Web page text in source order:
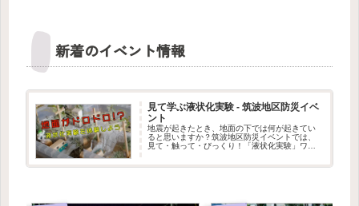
新着のイベント情報
見て学ぶ液状化実験 - 筑波地区防災イベ
ント
地震が起きたとき、地面の下では何が起きてい
ると思いますか？筑波地区防災イベントでは、
見て・触って・びっくり！「液状化実験」ワー